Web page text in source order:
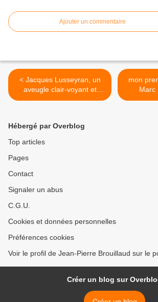
Ajouter un commentaire
< Jacques Lusseyran, un
aveugle clair-voyant et
visionnaire
mon
Hébergé par Overblog
Top articles
Pages
Contact
Signaler un abus
C.G.U.
Cookies et données personnelles
Préférences cookies
Voir le profil de Jean-Pierre Brouillaud sur le
Créer un blog sur